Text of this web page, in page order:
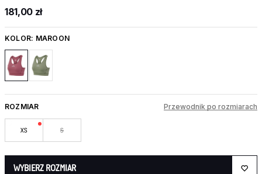
181,00 zł
KOLOR: MAROON
ROZMIAR Przewodnik po rozmiarach
XS S
WYBIERZ ROZMIAR